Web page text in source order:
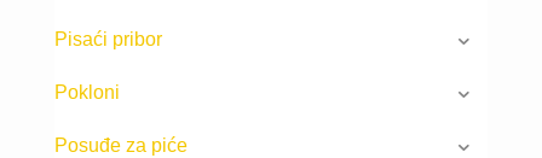
Pisaći pribor
Pokloni
Posuđe za piće